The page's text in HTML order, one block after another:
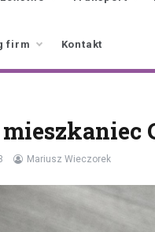
firm Kontakt
Mariusz Wieczorek